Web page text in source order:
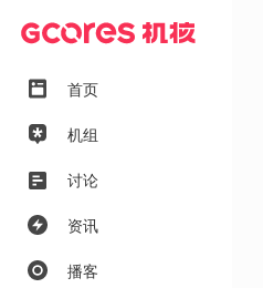
首页
机组
讨论
资讯
播客